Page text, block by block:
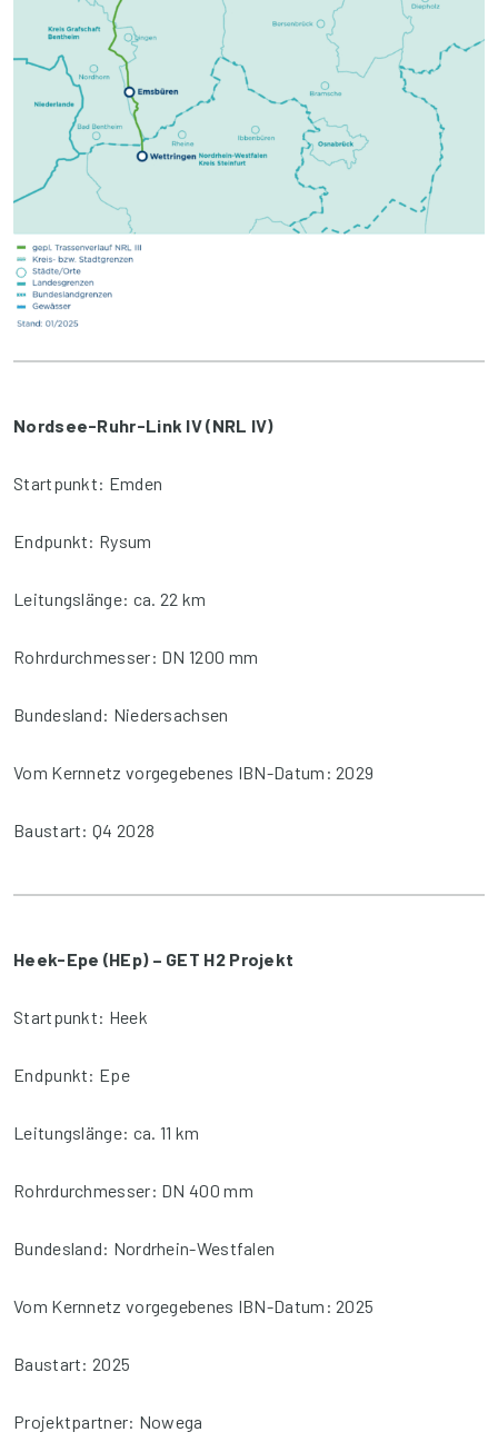
Nordsee-Ruhr-Link IV (NRL IV)
Startpunkt: Emden
Endpunkt: Rysum
Leitungslänge: ca. 22 km
Rohrdurchmesser: DN 1200 mm
Bundesland: Niedersachsen
Vom Kernnetz vorgegebenes IBN-Datum: 2029
Baustart: Q4 2028
Heek-Epe (HEp) – GET H2 Projekt
Startpunkt: Heek
Endpunkt: Epe
Leitungslänge: ca. 11 km
Rohrdurchmesser: DN 400 mm
Bundesland: Nordrhein-Westfalen
Vom Kernnetz vorgegebenes IBN-Datum: 2025
Baustart: 2025
Projektpartner: Nowega